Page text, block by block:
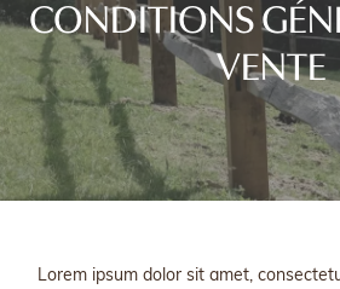
CONDITIONS
VENTE
Lorem ipsum dolor sit amet,